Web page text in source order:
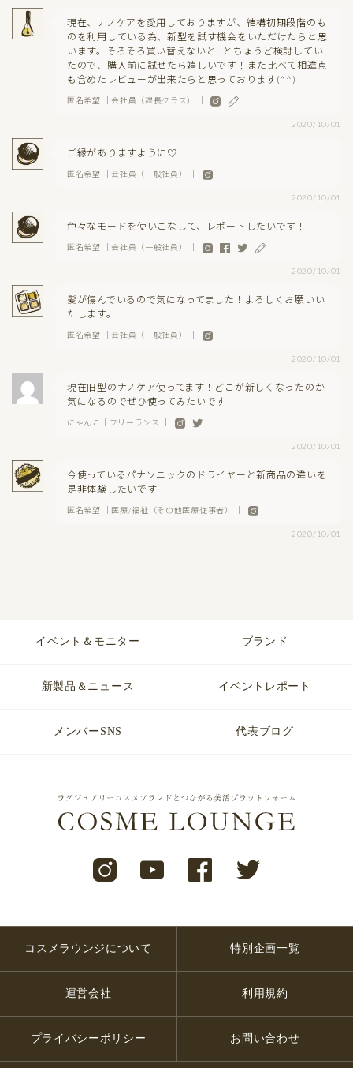
現在、ナノケアを愛用しておりますが、結構初期段階のも
のを利用している為、新型を試す機会をいただけたらと思
います。そろそろ買い替えないと…とちょうど検討してい
たので、購入前に試せたら嬉しいです！また比べて相違点
も含めたレビューが出来たらと思っております(^^)
匿名希望 ｜会社員（課長クラス） ｜
2020/10/01
ご縁がありますように♡
匿名希望 ｜会社員（一般社員） ｜
2020/10/01
色々なモードを使いこなして、レポートしたいです！
匿名希望 ｜会社員（一般社員） ｜
2020/10/01
髪が傷んでいるので気になってました！よろしくお願いい
たします。
匿名希望 ｜会社員（一般社員） ｜
2020/10/01
現在旧型のナノケア使ってます！どこが新しくなったのか
気になるのでぜひ使ってみたいです
にゃんこ｜フリーランス ｜
2020/10/01
今使っているパナソニックのドライヤーと新商品の違いを
是非体験したいです
匿名希望 ｜医療/福祉（その他医療従事者） ｜
2020/10/01
イベント＆モニター ブランド
新製品＆ニュース イベントレポート
メンバーSNS 代表ブログ
コスメラウンジについて 特別企画一覧
運営会社 利用規約
プライバシーポリシー お問い合わせ